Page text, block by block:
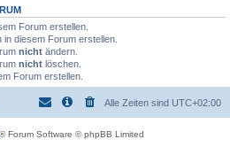
Forum erstellen.
diesem Forum erstellen.
nicht ändern.
nicht löschen.
Forum erstellen.
Alle Zeiten sind UTC+02:00
® Forum Software © phpBB Limited